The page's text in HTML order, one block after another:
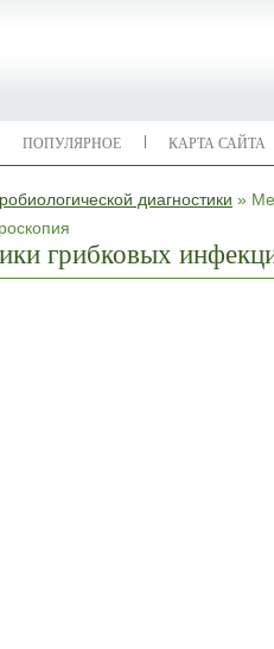
ПОПУЛЯРНОЕ КАРТА САЙТА
диагностики »
грибковых